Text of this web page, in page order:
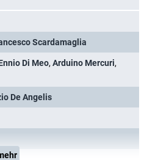
Scardamaglia
Di Meo, Arduino Mercuri,
De Angelis